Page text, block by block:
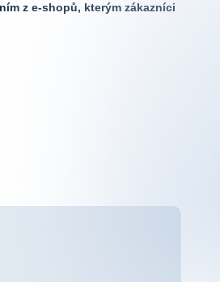
z e-shopů, kterým zákazníci